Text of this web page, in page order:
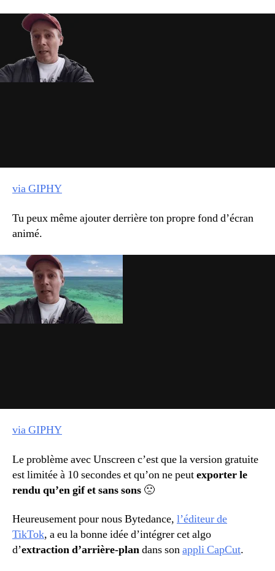
via GIPHY
Tu peux même ajouter derrière ton propre fond d’écran
animé.
via GIPHY
Le problème avec Unscreen c’est que la version gratuite
est limitée à 10 secondes et qu’on ne peutexporter le
rendu qu’en gif et sans sons 🙁
Heureusement pour nous Bytedance, l’éditeur de
TikTok, a eu la bonne idée d’intégrer cet algo
d’extraction d’arrière-plandans sonappli CapCut.